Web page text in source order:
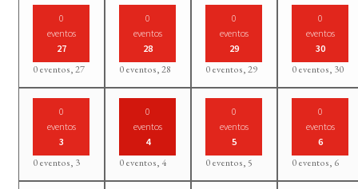
0
eventos
27
0 eventos,27
0
eventos
28
0 eventos,28
0
eventos
29
0 eventos,29
0
eventos
30
0 eventos, 30
0
eventos
3
0 eventos, 3
0
eventos
4
0 eventos, 4
0
eventos
5
0 eventos,5
0
eventos
6
0 eventos, 6